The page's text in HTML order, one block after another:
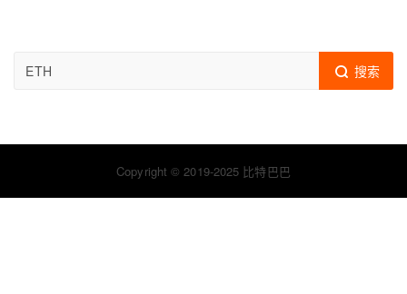
搜索
Copyright © 2019-2025 比特巴巴